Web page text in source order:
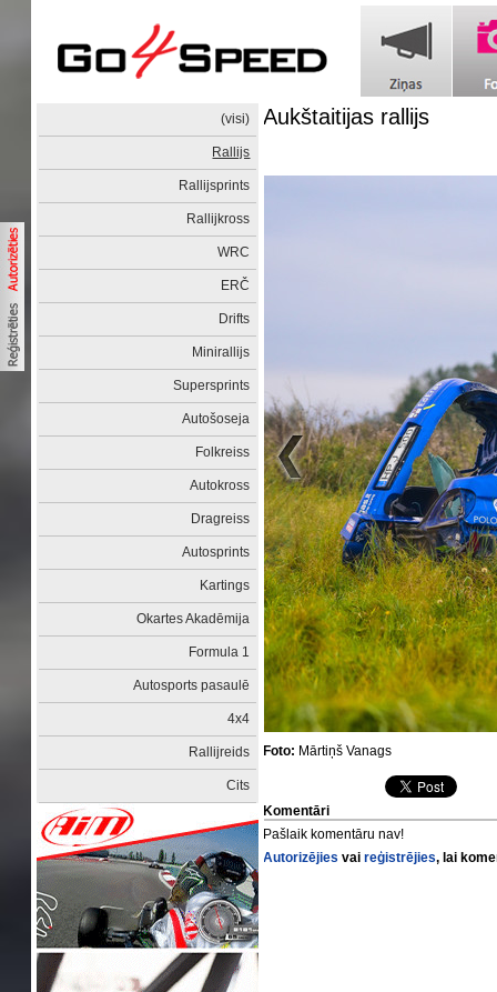
(visi)
Rallijs
Rallijsprints
Rallijkross
WRC
ERČ
Drifts
Minirallijs
Supersprints
Autošoseja
Folkreiss
Autokross
Dragreiss
Autosprints
Kartings
Okartes Akadēmija
Formula 1
Autosports pasaulē
4x4
Rallijreids
Cits
Aukštaitijas rallijs
Foto: Mārtiņš Vanags
Komentāri
Pašlaik komentāru nav!
Autorizējies vaireģistrējies, lai